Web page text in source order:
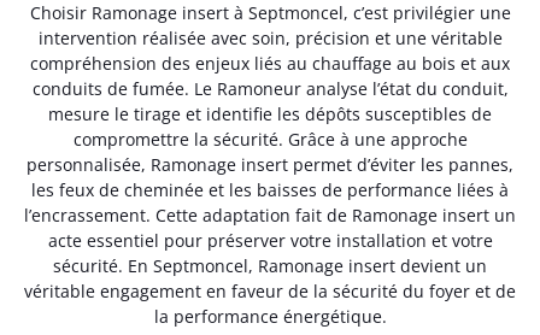
Choisir Ramonage insert à Septmoncel, c’est privilégier une
intervention réalisée avec soin, précision et une véritable
compréhension des enjeux liés au chauffage au bois et aux
conduits de fumée. Le Ramoneur analyse l’état du conduit,
mesure le tirage et identifie les dépôts susceptibles de
compromettre la sécurité. Grâce à une approche
personnalisée, Ramonage insert permet d’éviter les pannes,
les feux de cheminée et les baisses de performance liées à
l’encrassement. Cette adaptation fait de Ramonage insert un
acte essentiel pour préserver votre installation et votre
sécurité. En Septmoncel, Ramonage insert devient un
véritable engagement en faveur de la sécurité du foyer et de
la performance énergétique.